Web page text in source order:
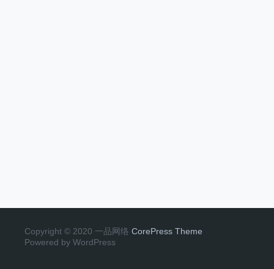
Copyright © 2020 一品网络 CorePress Theme
Powered by WordPress